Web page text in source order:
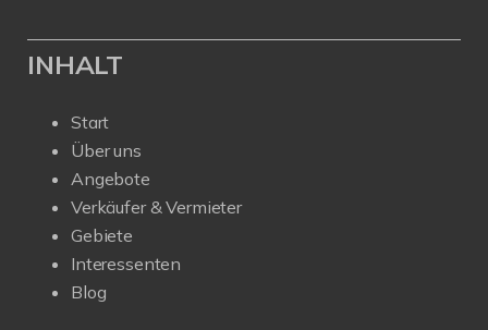
INHALT
Start
Über uns
Angebote
Verkäufer & Vermieter
Gebiete
Interessenten
Blog